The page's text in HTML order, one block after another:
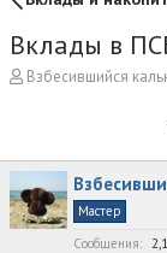
Вклады в
А
р
т
е
м
Взбесившийся
Мастер
Сообщения